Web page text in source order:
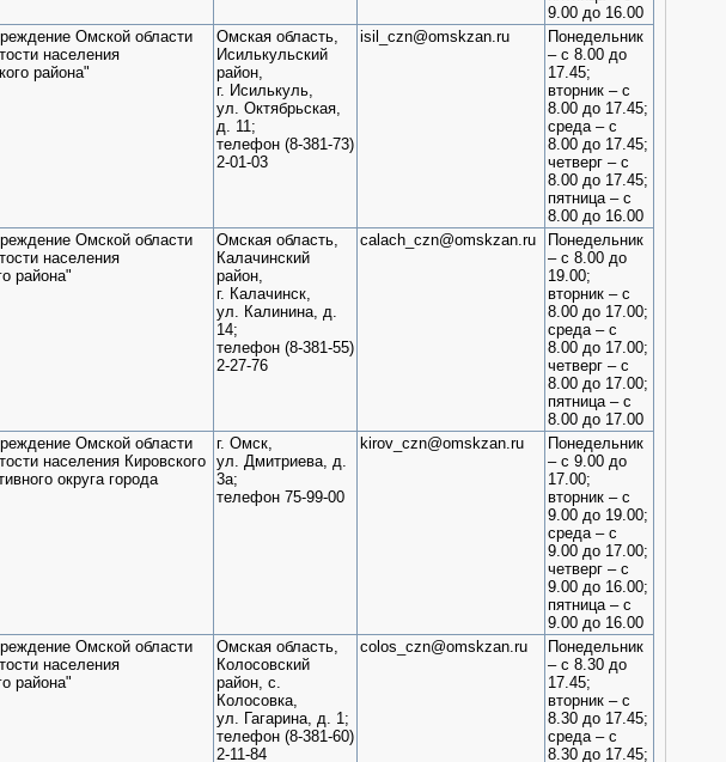
9.00 до 16.00
Омской области
населения
района"
Омская область,
Исилькульский
район,
г. Исилькуль,
ул. Октябрьская,
д. 11;
телефон (8-381-73)
2-01-03
isil_czn@omskzan.ru
Понедельник
– с 8.00 до
17.45;
вторник – с
8.00 до 17.45;
среда – с
8.00 до 17.45;
четверг – с
8.00 до 17.45;
пятница – с
8.00 до 16.00
Омской области
населения
района"
Омская область,
Калачинский
район,
г. Калачинск,
ул. Калинина, д.
14;
телефон (8-381-55)
2-27-76
calach_czn@omskzan.ru
Понедельник
– с 8.00 до
19.00;
вторник – с
8.00 до 17.00;
среда – с
8.00 до 17.00;
четверг – с
8.00 до 17.00;
пятница – с
8.00 до 17.00
Омской области
населения Кировского
округа города
г. Омск,
ул. Дмитриева, д.
3а;
телефон 75-99-00
kirov_czn@omskzan.ru
Понедельник
– с 9.00 до
17.00;
вторник – с
9.00 до 19.00;
среда – с
9.00 до 17.00;
четверг – с
9.00 до 16.00;
пятница – с
9.00 до 16.00
Омской области
населения
района"
Омская область,
Колосовский
район, с.
Колосовка,
ул. Гагарина, д. 1;
телефон (8-381-60)
2-11-84
colos_czn@omskzan.ru
Понедельник
– с 8.30 до
17.45;
вторник – с
8.30 до 17.45;
среда – с
8.30 до 17.45;